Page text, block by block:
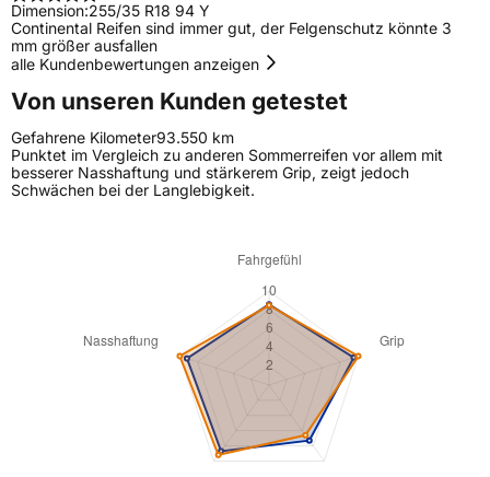
Dimension:255/35 R18 94 Y
Continental Reifen sind immer gut, der Felgenschutz könnte 3
mm größer ausfallen
alle Kundenbewertungen anzeigen
Von unseren Kunden getestet
Gefahrene Kilometer93.550 km
Punktet im Vergleich zu anderen Sommerreifen vor allem mit
besserer Nasshaftung und stärkerem Grip, zeigt jedoch
Schwächen bei der Langlebigkeit.